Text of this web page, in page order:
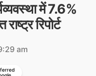
में 7.6%
रिपोर्ट
am